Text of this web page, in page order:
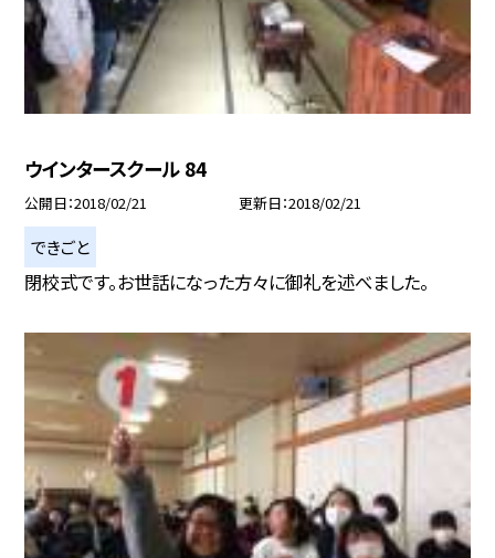
ウインタースクール 84
公開日 2018/02/21 更新日 2018/02/21
できごと
閉校式です。お世話になった方々に御礼を述べました。